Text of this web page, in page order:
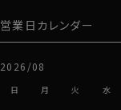
営業日カレンダー
2026/08
日 月 火 水